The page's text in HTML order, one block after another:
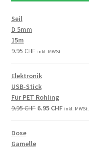
Seil
D 5mm
15m
9.95 CHF inkl. MWSt.
Elektronik
USB-Stick
Für PET Rohling
9.95CHF 6.95 CHF inkl. MWSt.
Dose
Gamelle